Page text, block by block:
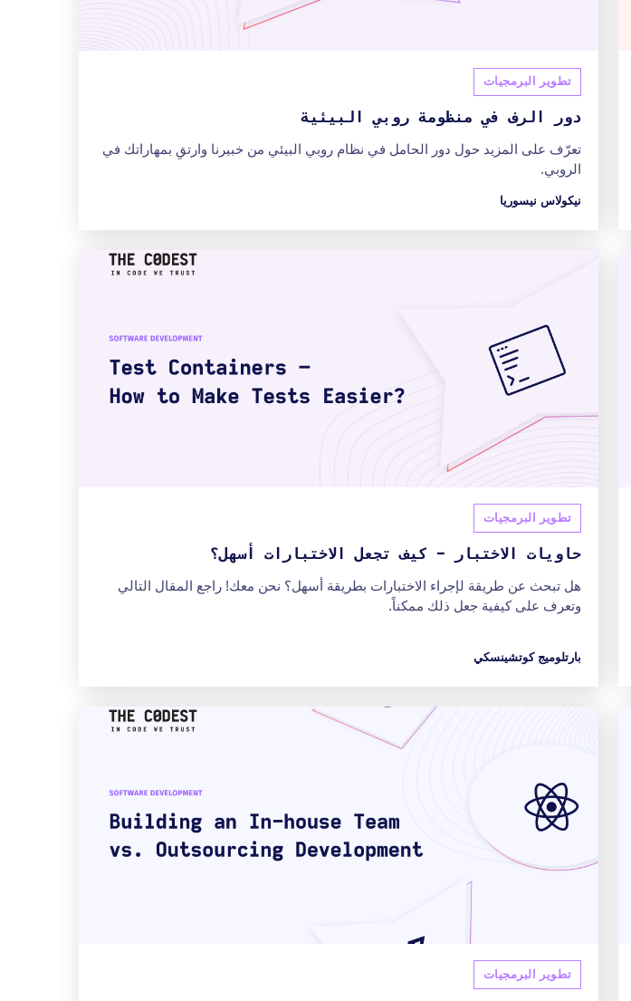
تطوير البرمجيات
دور الرف في منظومة روبي البيئية
تعرّف على المزيد حول دور الحامل في نظام روبي البيئي من خبيرنا وارتقِ بمهاراتك في
الروبي.
نيكولاس نيسوريا
تطوير البرمجيات
حاويات الاختبار - كيف تجعل الاختبارات أسهل؟
هل تبحث عن طريقة لإجراء الاختبارات بطريقة أسهل؟ نحن معك! راجع المقال التالي
وتعرف على كيفية جعل ذلك ممكناً.
بارتلوميج كوتشينسكي
تطوير البرمجيات